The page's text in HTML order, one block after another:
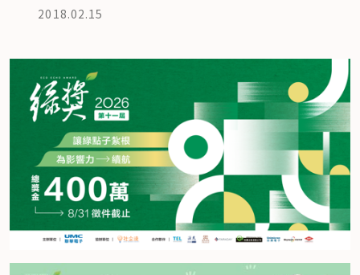
2018.02.15